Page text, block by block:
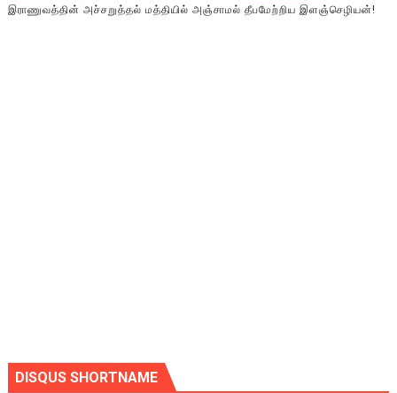
இராணுவத்தின் அச்சறுத்தல் மத்தியில் அஞ்சாமல் தீபமேற்றிய இளஞ்செழியன்!
DISQUS SHORTNAME